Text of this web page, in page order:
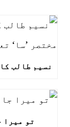
تو میرا